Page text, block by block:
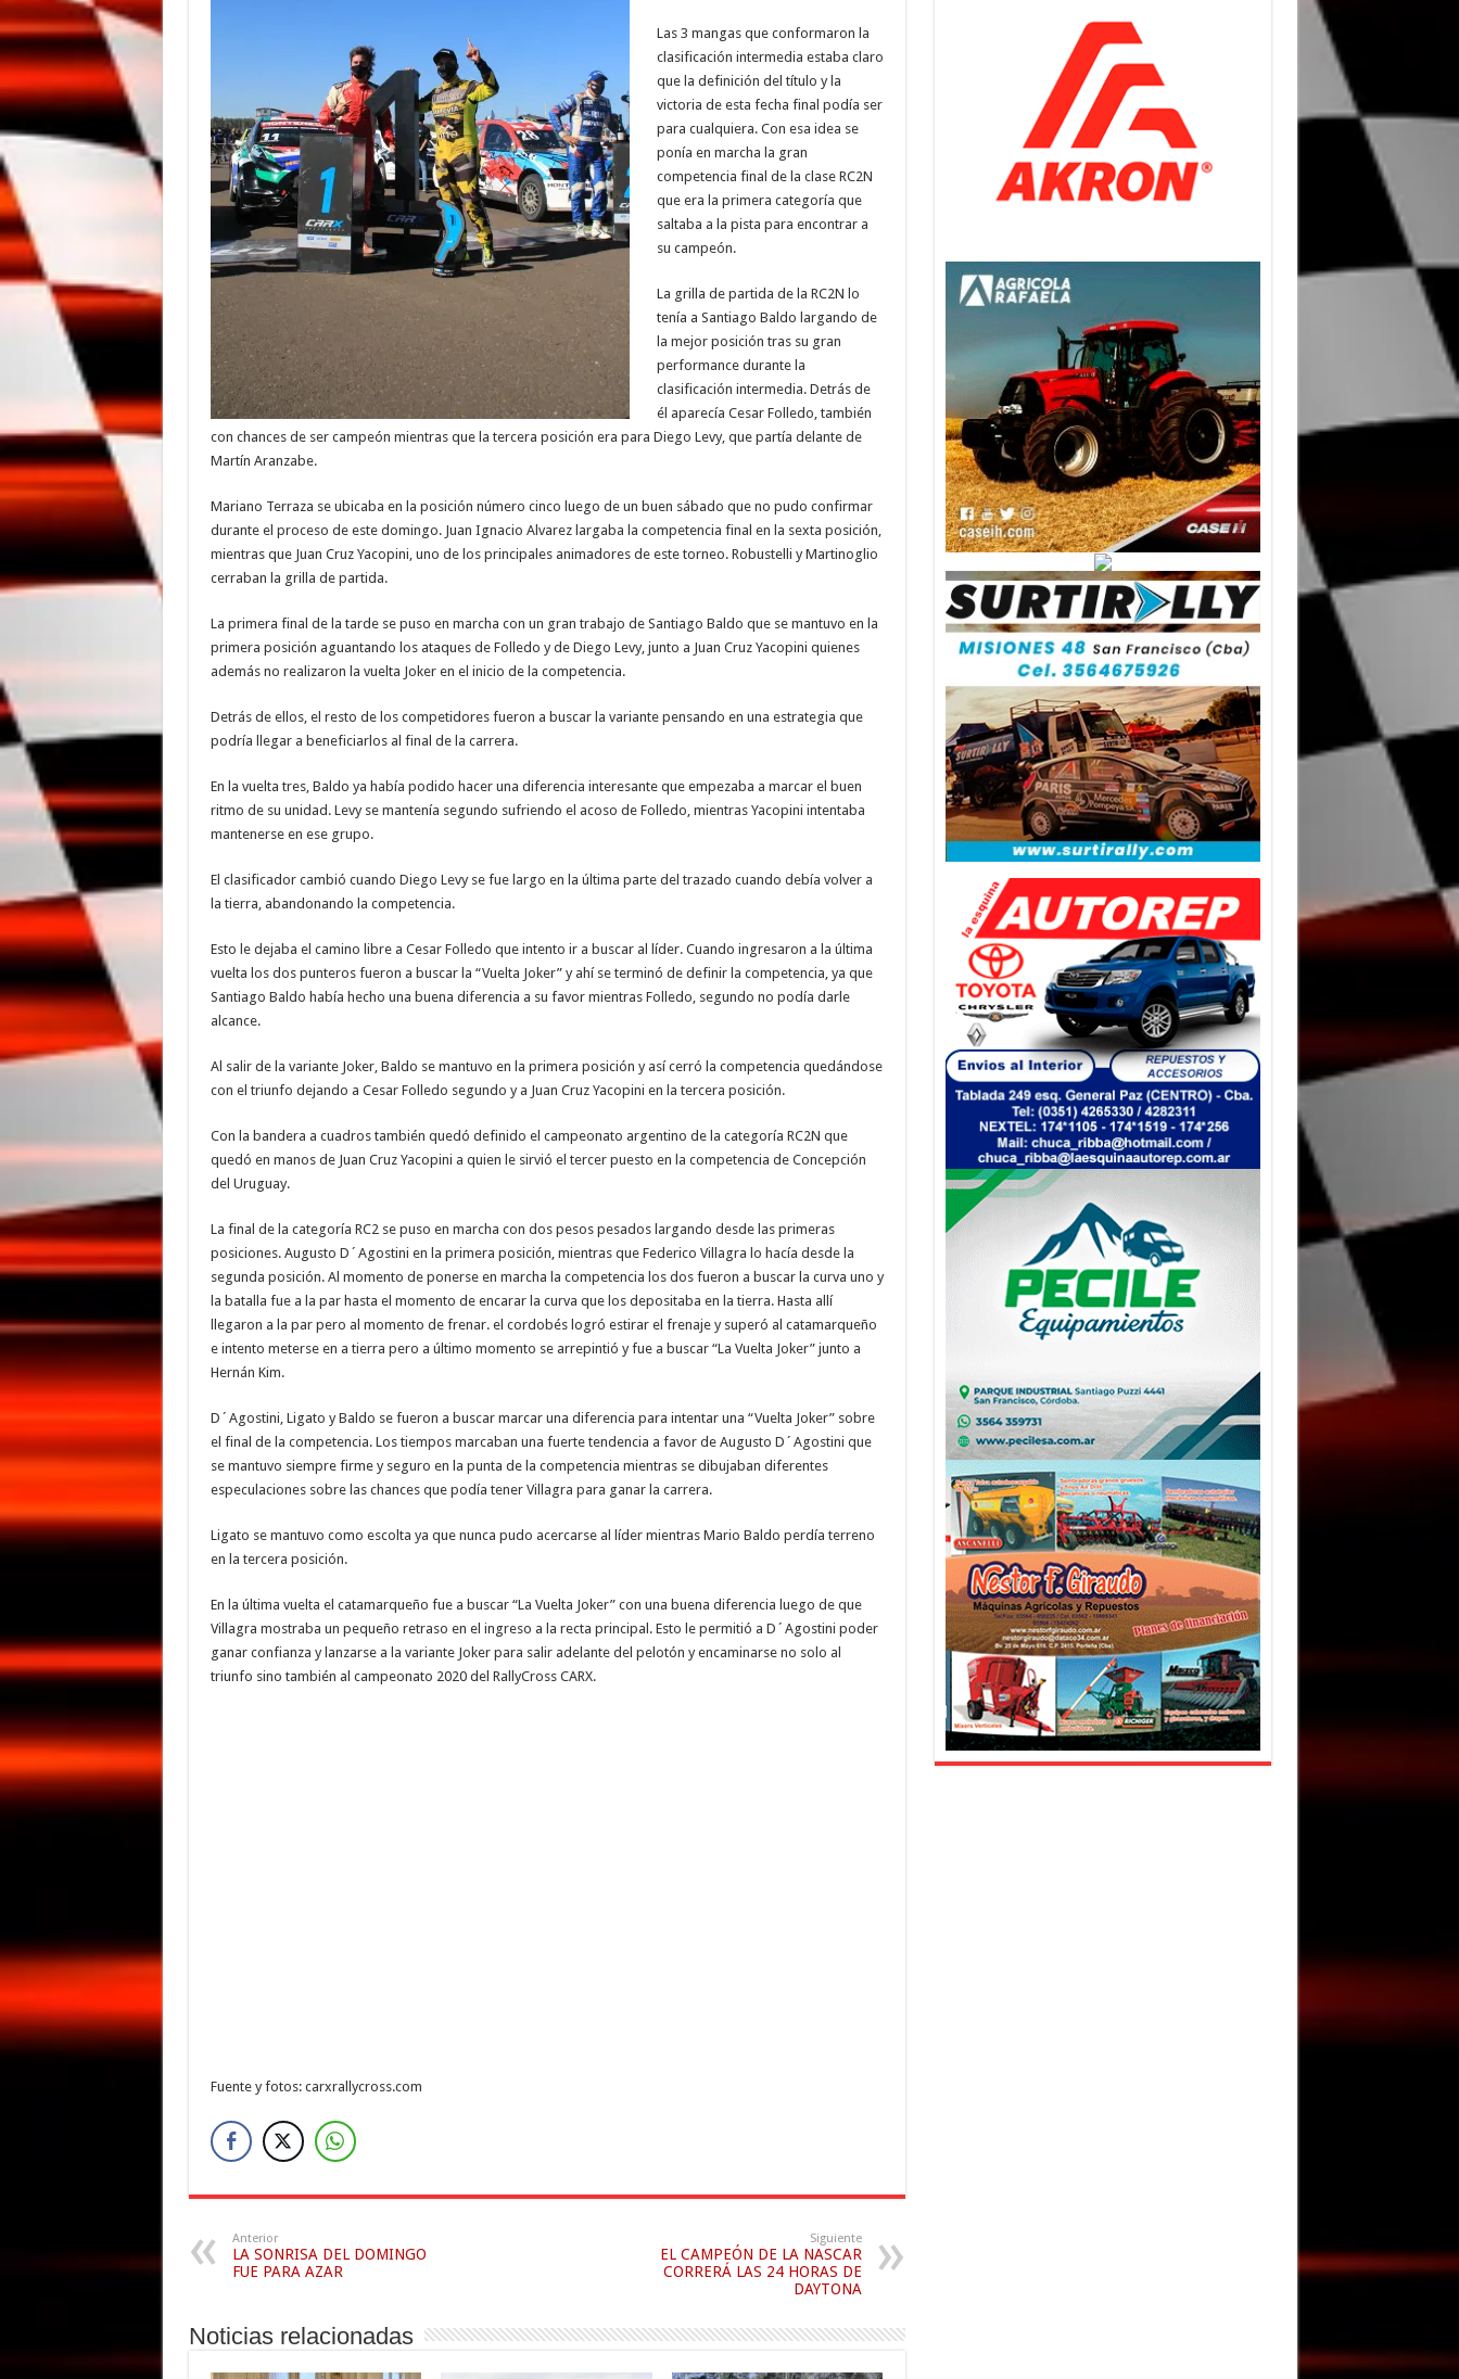
Las 3 mangas que conformaron la
clasificación intermedia estaba claro
que la definición del título y la
victoria de esta fecha final podía ser
para cualquiera. Con esa idea se
ponía en marcha la gran
competencia final de la clase RC2N
que era la primera categoría que
saltaba a la pista para encontrar a
su campeón.
La grilla de partida de la RC2N lo
tenía a Santiago Baldo largando de
la mejor posición tras su gran
performance durante la
clasificación intermedia. Detrás de
él aparecía Cesar Folledo, también
con chances de ser campeón mientras que la tercera posición era para Diego Levy, que partía delante de
Martín Aranzabe.
Mariano Terraza se ubicaba en la posición número cinco luego de un buen sábado que no pudo confirmar
durante el proceso de este domingo. Juan Ignacio Alvarez largaba la competencia final en la sexta posición,
mientras que Juan Cruz Yacopini, uno de los principales animadores de este torneo. Robustelli y Martinoglio
cerraban la grilla de partida.
La primera final de la tarde se puso en marcha con un gran trabajo de Santiago Baldo que se mantuvo en la
primera posición aguantando los ataques de Folledo y de Diego Levy, junto a Juan Cruz Yacopini quienes
además no realizaron la vuelta Joker en el inicio de la competencia.
Detrás de ellos, el resto de los competidores fueron a buscar la variante pensando en una estrategia que
podría llegar a beneficiarlos al final de la carrera.
En la vuelta tres, Baldo ya había podido hacer una diferencia interesante que empezaba a marcar el buen
ritmo de su unidad. Levy se mantenía segundo sufriendo el acoso de Folledo, mientras Yacopini intentaba
mantenerse en ese grupo.
El clasificador cambió cuando Diego Levy se fue largo en la última parte del trazado cuando debía volver a
la tierra, abandonando la competencia.
Esto le dejaba el camino libre a Cesar Folledo que intento ir a buscar al líder. Cuando ingresaron a la última
vuelta los dos punteros fueron a buscar la “Vuelta Joker” y ahí se terminó de definir la competencia, ya que
Santiago Baldo había hecho una buena diferencia a su favor mientras Folledo, segundo no podía darle
alcance.
Al salir de la variante Joker, Baldo se mantuvo en la primera posición y así cerró la competencia quedándose
con el triunfo dejando a Cesar Folledo segundo y a Juan Cruz Yacopini en la tercera posición.
Con la bandera a cuadros también quedó definido el campeonato argentino de la categoría RC2N que
quedó en manos de Juan Cruz Yacopini a quien le sirvió el tercer puesto en la competencia de Concepción
del Uruguay.
La final de la categoría RC2 se puso en marcha con dos pesos pesados largando desde las primeras
posiciones. Augusto D´Agostini en la primera posición, mientras que Federico Villagra lo hacía desde la
segunda posición. Al momento de ponerse en marcha la competencia los dos fueron a buscar la curva uno y
la batalla fue a la par hasta el momento de encarar la curva que los depositaba en la tierra. Hasta allí
llegaron a la par pero al momento de frenar. el cordobés logró estirar el frenaje y superó al catamarqueño
e intento meterse en a tierra pero a último momento se arrepintió y fue a buscar “La Vuelta Joker” junto a
Hernán Kim.
D´Agostini, Ligato y Baldo se fueron a buscar marcar una diferencia para intentar una “Vuelta Joker” sobre
el final de la competencia. Los tiempos marcaban una fuerte tendencia a favor de Augusto D´Agostini que
se mantuvo siempre firme y seguro en la punta de la competencia mientras se dibujaban diferentes
especulaciones sobre las chances que podía tener Villagra para ganar la carrera.
Ligato se mantuvo como escolta ya que nunca pudo acercarse al líder mientras Mario Baldo perdía terreno
en la tercera posición.
En la última vuelta el catamarqueño fue a buscar “La Vuelta Joker” con una buena diferencia luego de que
Villagra mostraba un pequeño retraso en el ingreso a la recta principal. Esto le permitió a D´Agostini poder
ganar confianza y lanzarse a la variante Joker para salir adelante del pelotón y encaminarse no solo al
triunfo sino también al campeonato 2020 del RallyCross CARX.
Fuente y fotos: carxrallycross.com
Anterior
LA SONRISA DEL DOMINGO
FUE PARA AZAR
Siguiente
EL CAMPEÓN DE LA NASCAR
CORRERÁ LAS 24 HORAS DE
DAYTONA
Noticias relacionadas